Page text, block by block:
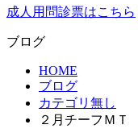
成人用問診票はこちら
ブログ
HOME
ブログ
カテゴリ無し
２月チーフＭＴ